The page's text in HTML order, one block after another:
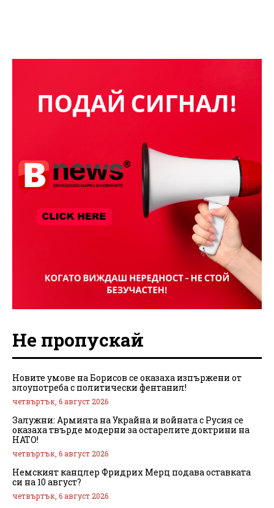
Не пропускай
Новите умове на Борисов се оказаха изпържени от
злоупотреба с политически фентанил!
четвъртък, 6 август 2026
Залужни: Армията на Украйна и войната с Русия се
оказаха твърде модерни за остарелите доктрини на
НАТО!
четвъртък, 6 август 2026
Немският канцлер Фридрих Мерц подава оставката
си на 10 август?
четвъртък, 6 август 2026